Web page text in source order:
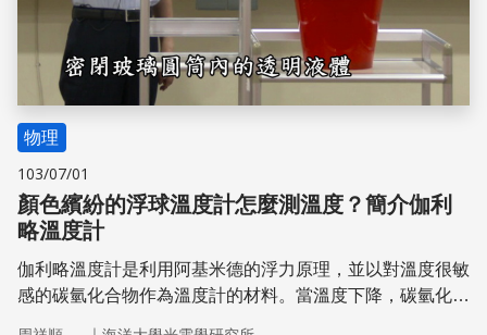
物理
103/07/01
顏色繽紛的浮球溫度計怎麼測溫度？簡介伽利
略溫度計
伽利略溫度計是利用阿基米德的浮力原理，並以對溫度很敏
感的碳氫化合物作為溫度計的材料。當溫度下降，碳氫化合